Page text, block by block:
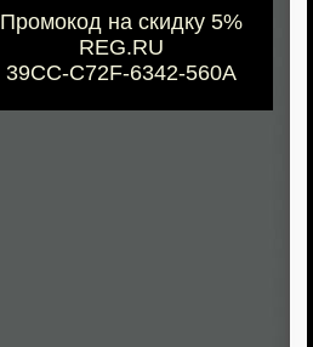
Промокод на скидку 5%
REG.RU
39CC-C72F-6342-560A